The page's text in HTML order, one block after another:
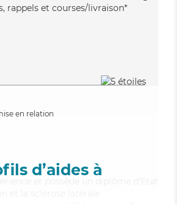
rappels et courses/livraison*
en relation
d’aides à
et possède un diplôme d'Etat
et la sclérose latérale